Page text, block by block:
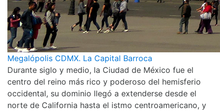
Megalópolis CDMX. La Capital Barroca
Durante siglo y medio, la Ciudad de México fue el
centro del reino más rico y poderoso del hemisferio
occidental, su dominio llegó a extenderse desde el
norte de California hasta el istmo centroamericano, y